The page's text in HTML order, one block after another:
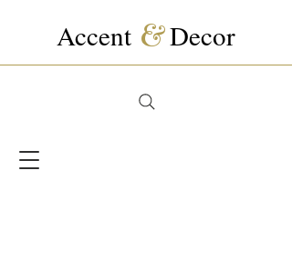
Accent &Decor